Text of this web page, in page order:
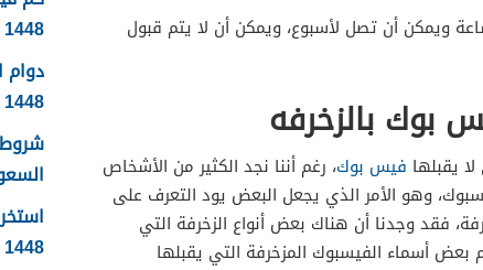
يتم قبول تغيير الاسم خلال 24 ساعة ويمكن أن تصل لأسبوع، ويمكن أن لا يتم قبول
بوك بالزخرفه
يقبلها فيس بوك، رغم أننا نجد الكثير من الأشخاص
وهو الأمر الذي يجعل البعض يود التعرف على
فقد وجدنا أن هناك بعض أنواع الزخرفة التي
أسماء الفيسبوك المزخرفة التي يقبلها
1448
1448
1448 الرابط والشروط بالتفصيل